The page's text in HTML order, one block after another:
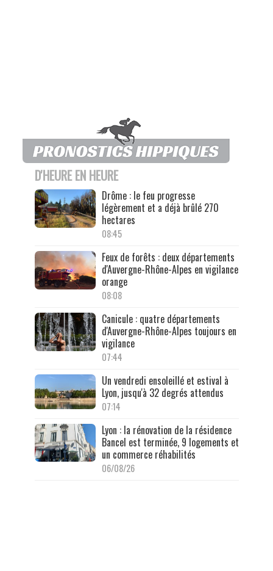
D'HEURE EN HEURE
Drôme : le feu progresse
légèrement et a déjà brûlé 270
hectares
08:45
Feux de forêts : deux départements
d'Auvergne-Rhône-Alpes en vigilance
orange
08:08
Canicule : quatre départements
d'Auvergne-Rhône-Alpes toujours en
vigilance
07:44
Un vendredi ensoleillé et estival à
Lyon, jusqu'à 32 degrés attendus
07:14
Lyon : la rénovation de la résidence
Bancel est terminée, 9 logements et
un commerce réhabilités
06/08/26